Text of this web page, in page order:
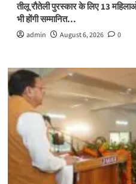
तीलू रौतेली पुरस्कार के लिए 13
भी होंगी सम्मानित…
admin August 6, 2026 0